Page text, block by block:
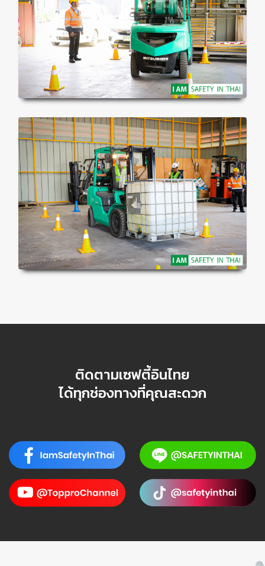
ติดตามเซฟตี้อินไทย
ได้ทุกช่องทางที่คุณสะดวก